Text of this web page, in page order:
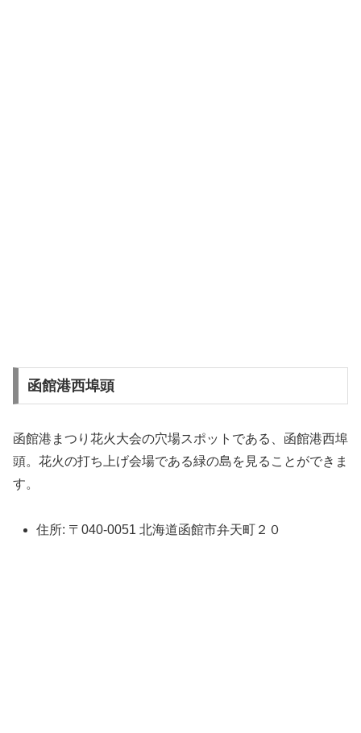
函館港西埠頭
函館港まつり花火大会の穴場スポットである、函館港西埠
頭。花火の打ち上げ会場である緑の島を見ることができま
す。
住所: 〒040-0051 北海道函館市弁天町２０